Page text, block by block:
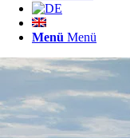
Menü Menü